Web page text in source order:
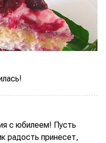
с юбилеем! Пусть
радость принесет,